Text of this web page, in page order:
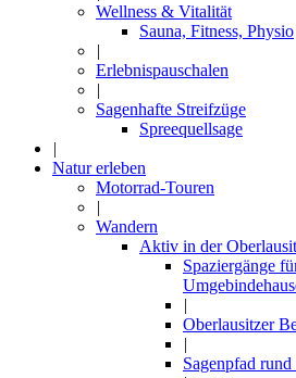
Wellness & Vitalität
Sauna, Fitness, Physio
|
Erlebnispauschalen
|
Sagenhafte Streifzüge
Spreequellsage
|
Natur erleben
Motorrad-Touren
|
Wandern
Aktiv in der
Spaziergänge
|
Oberlausitzer
|
Sagenpfad